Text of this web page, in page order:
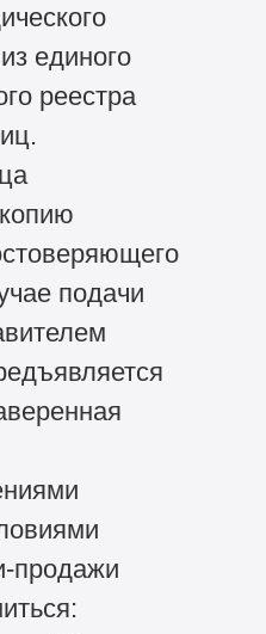
единого
реестра
подачи
продажи